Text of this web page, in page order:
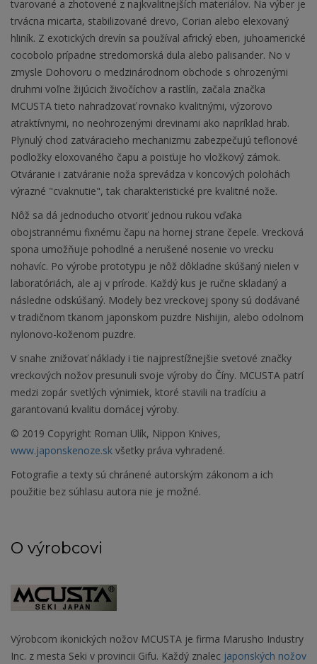
tvarované a zhotovené z najkvalitnejších materiálov. Na výber je
trvácna micarta, stabilizované drevo, Corian alebo elexovaný
hliník. Z exotických drevín sa používal africký eben, juhoamerické
cocobolo prípadne stredomorská dula alebo palisander. No v
zmysle Dohovoru o medzinárodnom obchode s ohrozenými
druhmi voľne žijúcich živočíchov a rastlín, začala značka
MCUSTA tieto nahradzovať rovnako kvalitnými, výzorovo
atraktívnymi, no neohrozenými drevinami ako napríklad hrab.
Plynulý chod zatváracieho mechanizmu zabezpečujú teflonové
podložky eloxovaného čapu a poisťuje ho vložkový zámok.
Otváranie i zatváranie noža sprevádza v koncových polohách
výrazné "cvaknutie", tak charakteristické pre kvalitné nože.
Nôž sa dá jednoducho otvoriť jednou rukou vďaka
obojstrannému fixnému čapu na hornej strane čepele. Vrecková
spona umožňuje pohodlné a nerušené nosenie vo vrecku
nohavíc. Po výrobe prototypu je nôž dôkladne skúšaný nielen v
laboratóriách, ale aj v prírode. Každý kus je ručne skladaný a
následne odskúšaný. Modely bez vreckovej spony sú dodávané
v tradičnom tkanom japonskom puzdre Nishijin, alebo odolnom
nylonovo-koženom puzdre.
V snahe znižovať náklady i tie najprestížnejšie svetové značky
vreckových nožov presunuli svoje výroby do Číny. MCUSTA patrí
medzi zopár svetlých výnimiek, ktoré stavili na tradíciu a
garantovanú kvalitu domácej výroby.
© 2019 Copyright Roman Ulík, Nippon Knives,
www.japonskenoze.sk všetky práva vyhradené.
Fotografie a texty sú chránené autorským zákonom a ich
použitie bez súhlasu autora nie je možné.
O výrobcovi
Výrobcom ikonických nožov MCUSTA je firma Marusho Industry
Inc. z mesta Seki v provincii Gifu. Každý znalec japonských nožov